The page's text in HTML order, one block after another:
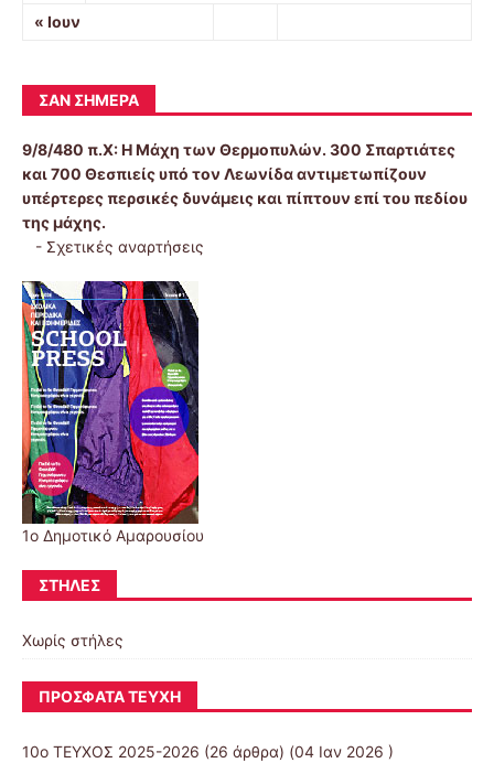
« Ιουν
ΣΑΝ ΣΉΜΕΡΑ
9/8/480 π.Χ:Η Μάχη των Θερμοπυλών. 300 Σπαρτιάτες
και 700 Θεσπιείς υπό τον Λεωνίδα αντιμετωπίζουν
υπέρτερες περσικές δυνάμεις και πίπτουν επί του πεδίου
της μάχης.
- Σχετικές αναρτήσεις
1ο Δημοτικό Αμαρουσίου
ΣΤΉΛΕΣ
Χωρίς στήλες
ΠΡΌΣΦΑΤΑ ΤΕΎΧΗ
10o ΤΕΥΧΟΣ 2025-2026 (26 άρθρα) (04 Ιαν 2026 )